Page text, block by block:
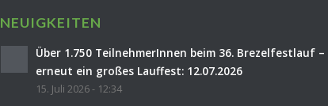
NEUIGKEITEN
Über 1.750 TeilnehmerInnen beim 36. Brezelfestlauf
erneut ein großes Lauffest: 12.07.2026
15. Juli 2026 - 12:34